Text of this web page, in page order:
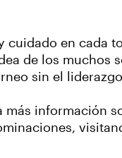
en cada
de los muchos
sin el liderazgo
información